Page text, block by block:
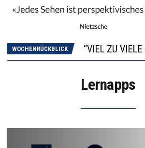
WOCHENRÜCKBLICK
Lernapps